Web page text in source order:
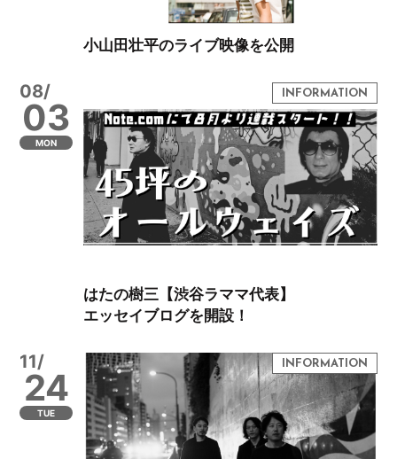
小山田壮平のライブ映像を公開
08/
03
MON
はたの樹三【渋谷ラママ代表】
エッセイブログを開設！
11/
24
TUE